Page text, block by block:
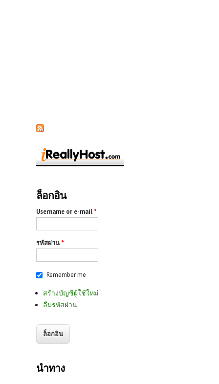
ล็อกอิน
Username or e-mail *
รหัสผ่าน *
Remember me
สร้างบัญชีผู้ใช้ใหม่
ลืมรหัสผ่าน
นำทาง